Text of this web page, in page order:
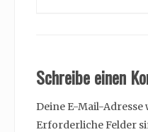
Schreibe einen
Deine E-Mail-
Erforderliche Felder